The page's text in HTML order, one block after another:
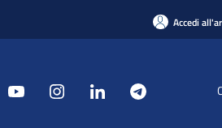
Accedi